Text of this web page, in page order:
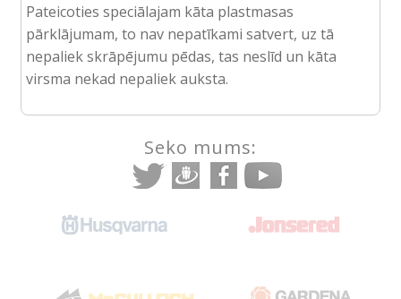
Pateicoties speciālajam kāta plastmasas
pārklājumam, to nav nepatīkami satvert, uz tā
nepaliek skrāpējumu pēdas, tas neslīd un kāta
virsma nekad nepaliek auksta.
Seko mums: